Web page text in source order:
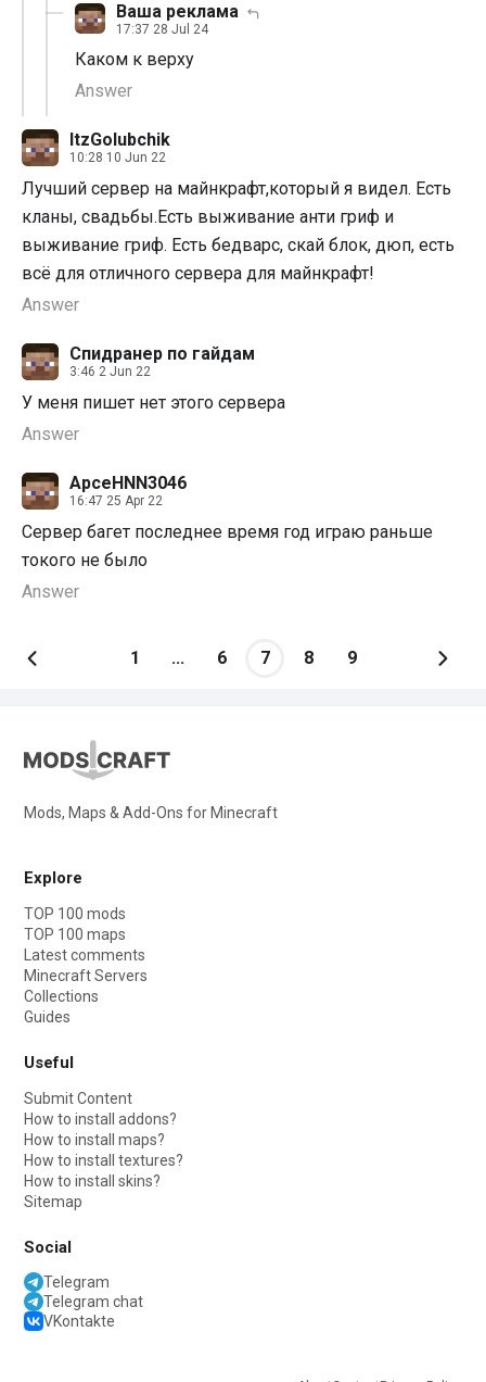
Ваша реклама
17:37 28 Jul 24
Каком к верху
Answer
ItzGolubchik
10:28 10 Jun 22
Лучший сервер на майнкрафт,который я видел. Есть
кланы, свадьбы.Есть выживание анти гриф и
выживание гриф. Есть бедварс, скай блок, дюп, есть
всё для отличного сервера для майнкрафт!
Answer
Спидранер по гайдам
3:46 2 Jun 22
У меня пишет нет этого сервера
Answer
ApceHNN3046
16:47 25 Apr 22
Сервер багет последнее время год играю раньше
токого не было
Answer
1 ... 6 7 8 9
Mods, Maps & Add-Ons for Minecraft
Explore
TOP 100 mods
TOP 100 maps
Latest comments
Minecraft Servers
Collections
Guides
Useful
Submit Content
How to install addons?
How to install maps?
How to install textures?
How to install skins?
Sitemap
Social
Telegram
Telegram chat
VKontakte